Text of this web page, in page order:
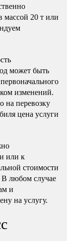
массой 20 т или
может быть
изменений.
на перевозку
цена услуги
или к
стоимости
В любом случае
и
на услугу.